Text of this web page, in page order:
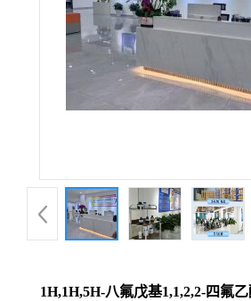
1H,1H,5H-八氟戊基1,1,2,2-四氟乙